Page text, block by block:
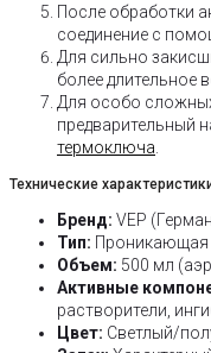
После обработки
соединение с
Для сильно
более длительное
Для особо
предварительный
термоключа
Технические
Бренд: VEP
Тип: Проникающая
Объем: 500 мл
Активные
растворители,
Цвет: Светлый/